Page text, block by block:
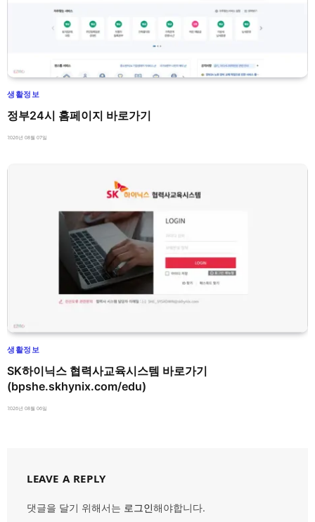
생활정보
정부24시 홈페이지 바로가기
2026년 08월 07일
생활정보
SK하이닉스 협력사교육시스템 바로가기
(bpshe.skhynix.com/edu)
2026년 08월 06일
LEAVE A REPLY
댓글을 달기 위해서는 로그인해야합니다.